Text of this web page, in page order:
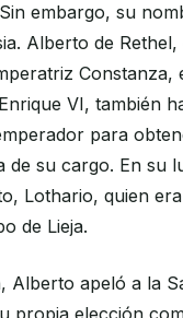
embargo, su
Alberto de
Constanza,
VI, también
para
de su cargo. En su
Lothario, quien
de Lieja.
Alberto apeló a la
propia elección